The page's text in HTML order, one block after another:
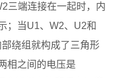
三端连接在一起时，内
；当U1、W2、U2和
绕组就构成了三角形
相之间的电压是